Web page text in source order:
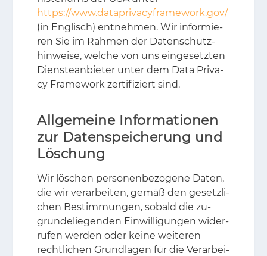
https://www.dataprivacyframework.gov/
(in Eng­lisch) ent­neh­men. Wir in­for­mie­
ren Sie im Rah­men der Da­ten­schutz­
hin­wei­se, wel­che von uns ein­ge­setz­ten
Diens­te­an­bie­ter un­ter dem Data Pri­va­
cy Frame­work zer­ti­fi­ziert sind.
Allgemeine Informationen
zur Datenspeicherung und
Löschung
Wir lö­schen per­so­nen­be­zo­ge­ne Da­ten,
die wir ver­ar­bei­ten, ge­mäß den ge­setz­li­
chen Be­stim­mun­gen, so­bald die zu­
grun­de­lie­gen­den Ein­wil­li­gun­gen wi­der­
ru­fen wer­den oder kei­ne wei­te­ren
recht­li­chen Grund­la­gen für die Ver­ar­bei­